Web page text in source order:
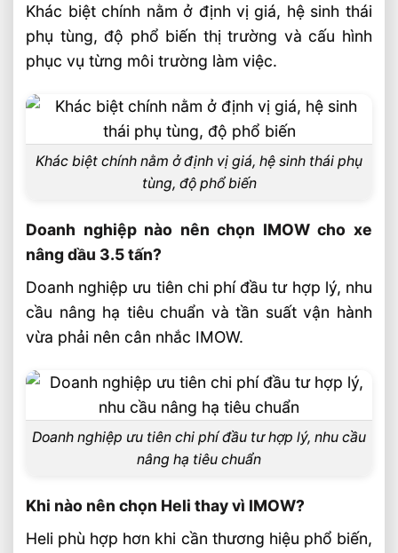
Khác biệt chính nằm ở định vị giá, hệ sinh thái
phụ tùng, độ phổ biến thị trường và cấu hình
phục vụ từng môi trường làm việc.
Khác biệt chính nằm ở định vị giá, hệ sinh thái phụ
tùng, độ phổ biến
Doanh nghiệp nào nên chọn IMOW cho xe
nâng dầu 3.5 tấn?
Doanh nghiệp ưu tiên chi phí đầu tư hợp lý, nhu
cầu nâng hạ tiêu chuẩn và tần suất vận hành
vừa phải nên cân nhắc IMOW.
Doanh nghiệp ưu tiên chi phí đầu tư hợp lý, nhu cầu
nâng hạ tiêu chuẩn
Khi nào nên chọn Heli thay vì IMOW?
Heli phù hợp hơn khi cần thương hiệu phổ biến,